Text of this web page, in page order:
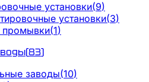
установки(9)
установки(3)
промывки(1)
(83)
заводы(10)